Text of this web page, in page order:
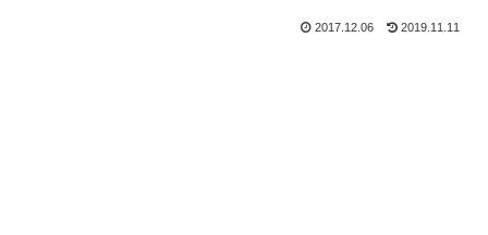
2017.12.06 2019.11.11